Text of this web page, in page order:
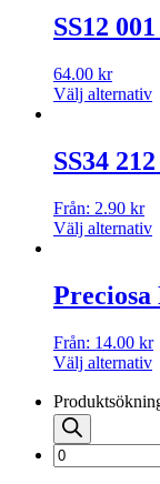
SS12
64.00 kr
Välj alternativ
SS34
Från: 2.90 kr
Välj alternativ
Preciosa
Från: 14.00 kr
Välj alternativ